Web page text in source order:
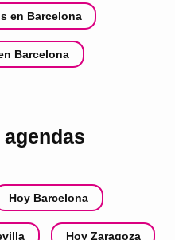
en Barcelona
Barcelona
Hoy Barcelona
Hoy Zaragoza